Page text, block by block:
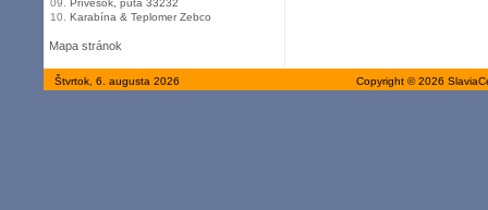
09.
Prívesok, putá 33232
10.
Karabína & Teplomer Zebco
Mapa stránok
Štvrtok, 6. augusta 2026 Copyright © 2026